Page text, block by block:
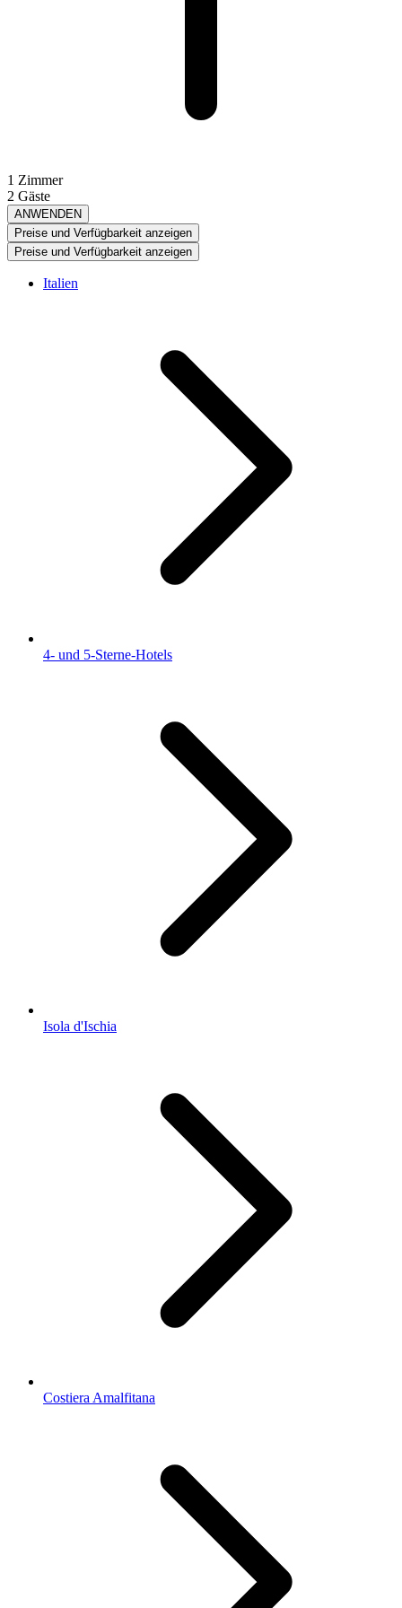
1 Zimmer
2 Gäste
ANWENDEN
Preise und Verfügbarkeit anzeigen
Preise und Verfügbarkeit anzeigen
Italien
4- und 5-Sterne-Hotels
Isola d'Ischia
Costiera Amalfitana